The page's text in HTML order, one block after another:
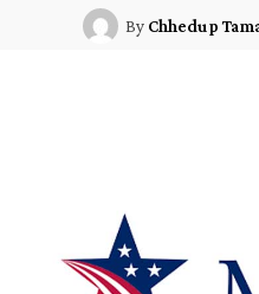
By Chhedup